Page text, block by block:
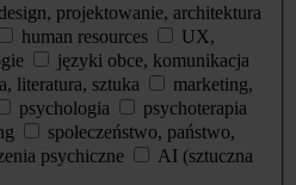
projektowanie, architektura
human resources
UX,
języki obce, komunikacja
literatura, sztuka
marketing,
psychologia
psychoterapia
społeczeństwo, państwo,
psychiczne
AI (sztuczna